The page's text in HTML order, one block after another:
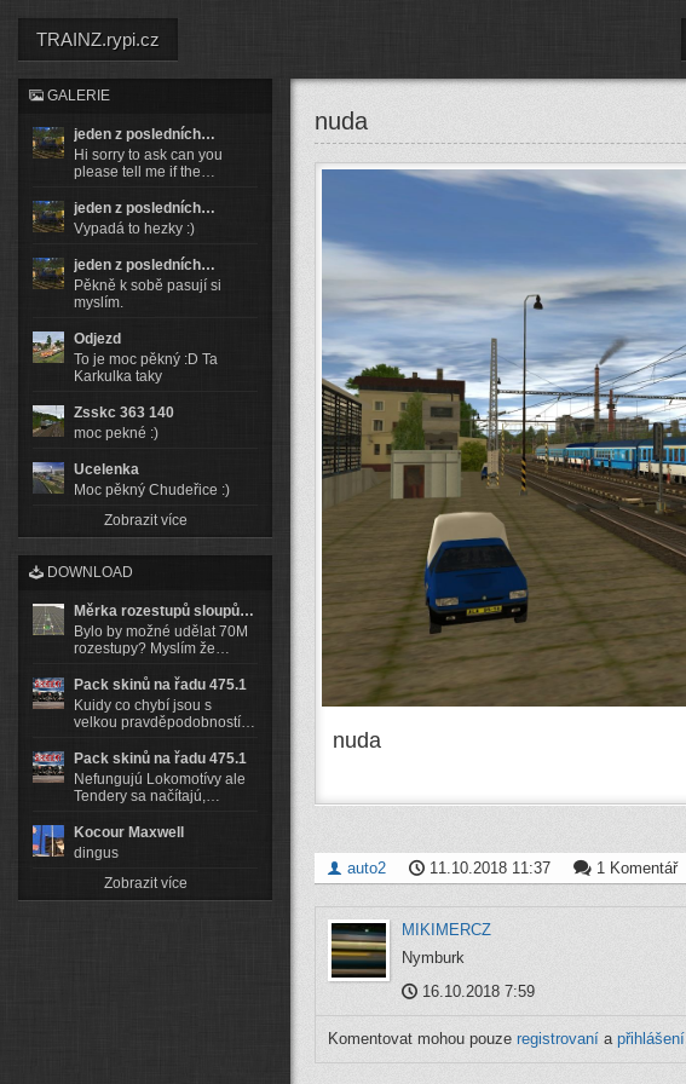
TRAINZ.rypi.cz
GALERIE
jeden z posledních…
Hi sorry to ask can you
please tell me if the…
jeden z posledních…
Vypadá to hezky :)
jeden z posledních…
Pěkně k sobě pasují si
myslím.
Odjezd
To je moc pěkný :D Ta
Karkulka taky
Zsskc 363 140
moc pekné :)
Ucelenka
Moc pěkný Chudeřice :)
Zobrazit více
DOWNLOAD
Měrka rozestupů sloupů…
Bylo by možné udělat 70M
rozestupy? Myslím že…
Pack skinů na řadu 475.1
Kuidy co chybí jsou s
velkou pravděpodobností…
Pack skinů na řadu 475.1
Nefungujú Lokomotívy ale
Tendery sa načítajú,…
Kocour Maxwell
dingus
Zobrazit více
nuda
nuda
auto2 11.10.2018 11:37 1 Komentář
MIKIMERCZ
Nymburk
16.10.2018 7:59
Komentovat mohou pouze registrovaní a přihlášení